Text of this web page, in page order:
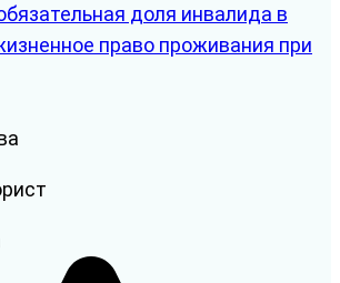
доля инвалида в
право проживания при